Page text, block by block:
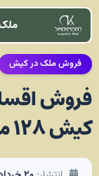
فروش ملک در کیش
فروش
کیش ۱۲۸ متر